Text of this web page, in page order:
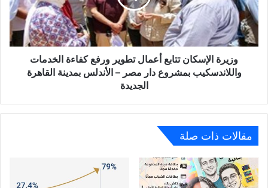
ورفع
كفاءة
الخدمات
واللاندسكيب
بمشروع
الأندلس
القاهرة
الجديدة
وزيرة الإسكان تتابع أعمال تطوير ورفع كفاءة الخدمات
واللاندسكيب بمشروع دار مصر – الأندلس بمدينة القاهرة
الجديدة
مقالات ذات صلة